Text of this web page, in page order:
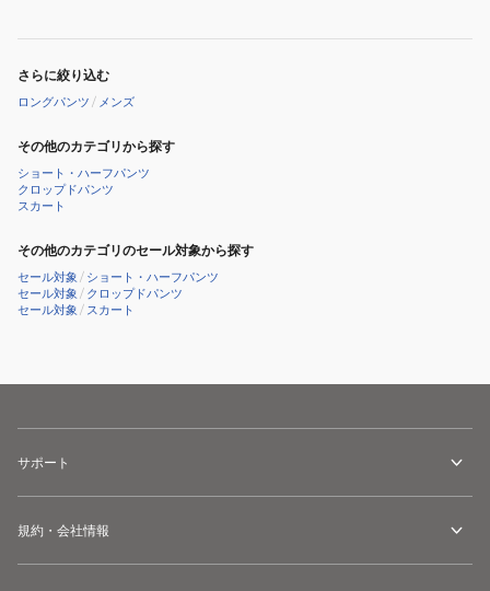
さらに絞り込む
ロングパンツ / メンズ
その他のカテゴリから探す
ショート・ハーフパンツ
クロップドパンツ
スカート
その他のカテゴリのセール対象から探す
セール対象 / ショート・ハーフパンツ
セール対象 / クロップドパンツ
セール対象 / スカート
サポート
規約・会社情報